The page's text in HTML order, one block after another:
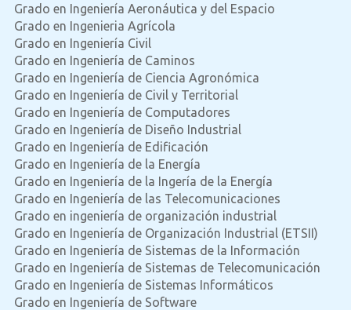
Grado en Ingeniería Aeronáutica y del Espacio
Grado en Ingenieria Agrícola
Grado en Ingeniería Civil
Grado en Ingeniería de Caminos
Grado en Ingeniería de Ciencia Agronómica
Grado en Ingeniería de Civil y Territorial
Grado en Ingeniería de Computadores
Grado en Ingeniería de Diseño Industrial
Grado en Ingeniería de Edificación
Grado en Ingeniería de la Energía
Grado en Ingeniería de la Ingería de la Energía
Grado en Ingeniería de las Telecomunicaciones
Grado en ingeniería de organización industrial
Grado en Ingeniería de Organización Industrial (ETSII)
Grado en Ingeniería de Sistemas de la Información
Grado en Ingeniería de Sistemas de Telecomunicación
Grado en Ingeniería de Sistemas Informáticos
Grado en Ingeniería de Software